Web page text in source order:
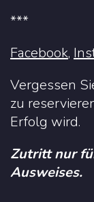
***
Facebook,
Vergessen
zu
Erfolg wird.
Zutritt nur
Ausweises.